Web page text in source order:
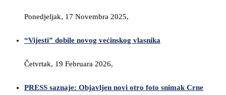
Ponedjeljak, 17 Novembra 2025,
“Vijesti” dobile novog većinskog vlasnika
Četvrtak, 19 Februara 2026,
PRESS saznaje: Objavljen novi otro foto snimak Crne